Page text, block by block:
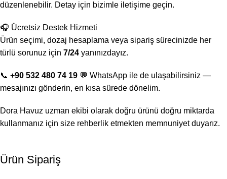
düzenlenebilir. Detay için bizimle iletişime geçin.
🎧 Ücretsiz Destek Hizmeti
Ürün seçimi, dozaj hesaplama veya sipariş sürecinizde her
türlü sorunuz için 7/24 yanınızdayız.
📞 +90 532 480 74 19 💬 WhatsApp ile de ulaşabilirsiniz —
mesajınızı gönderin, en kısa sürede dönelim.
Dora Havuz uzman ekibi olarak doğru ürünü doğru miktarda
kullanmanız için size rehberlik etmekten memnuniyet duyarız.
Ürün Sipariş